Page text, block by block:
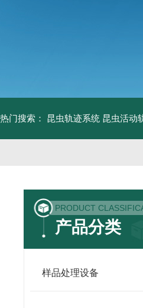
热门搜索： 昆虫轨迹系统 昆虫活动
PRODUCT
产品分类
样品处理设备